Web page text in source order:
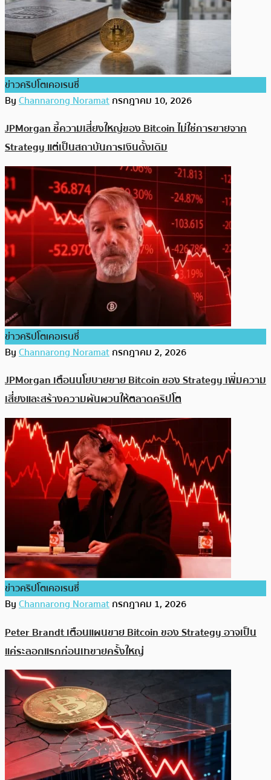
ข่าวคริปโตเคอเรนซี่
ByChannarong Noramatกรกฎาคม 10, 2026
JPMorgan ชี้ความเสี่ยงใหญ่ของ Bitcoin ไม่ใช่การขายจาก
Strategy แต่เป็นสถาบันการเงินดั้งเดิม
ข่าวคริปโตเคอเรนซี่
ByChannarong Noramatกรกฎาคม 2, 2026
JPMorgan เตือนนโยบายขาย Bitcoin ของ Strategy เพิ่มความ
เสี่ยงและสร้างความผันผวนให้ตลาดคริปโต
ข่าวคริปโตเคอเรนซี่
ByChannarong Noramatกรกฎาคม 1, 2026
Peter Brandt เตือนแผนขาย Bitcoin ของ Strategy อาจเป็น
แค่ระลอกแรกก่อนเทขายครั้งใหญ่